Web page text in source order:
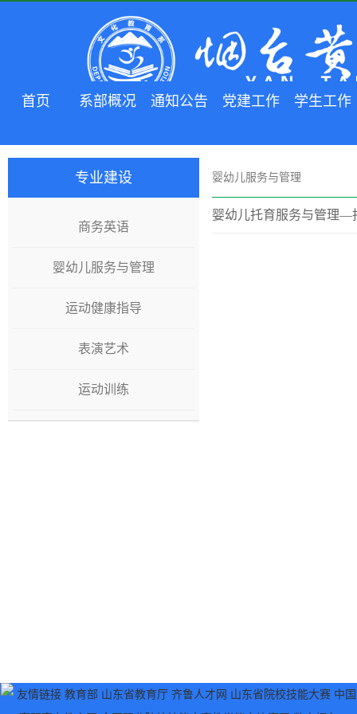
首页 系部概况 通知公告 党建工作 学生工作
专业建设
商务英语
婴幼儿服务与管理
运动健康指导
表演艺术
运动训练
婴幼儿服务与管理
婴幼儿托育服务与管理—
友情链接 教育部 山东省教育厅 齐鲁人才网 山东省院校技能大赛 中国